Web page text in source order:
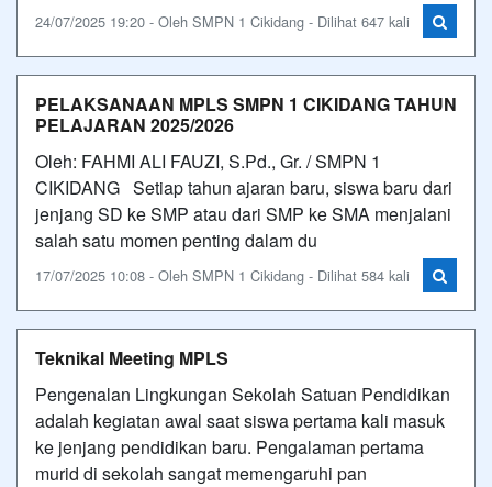
24/07/2025 19:20 - Oleh SMPN 1 Cikidang - Dilihat 647 kali
PELAKSANAAN MPLS SMPN 1 CIKIDANG TAHUN
PELAJARAN 2025/2026
Oleh: FAHMI ALI FAUZI, S.Pd., Gr. / SMPN 1
CIKIDANG Setiap tahun ajaran baru, siswa baru dari
jenjang SD ke SMP atau dari SMP ke SMA menjalani
salah satu momen penting dalam du
17/07/2025 10:08 - Oleh SMPN 1 Cikidang - Dilihat 584 kali
Teknikal Meeting MPLS
Pengenalan Lingkungan Sekolah Satuan Pendidikan
adalah kegiatan awal saat siswa pertama kali masuk
ke jenjang pendidikan baru. Pengalaman pertama
murid di sekolah sangat memengaruhi pan